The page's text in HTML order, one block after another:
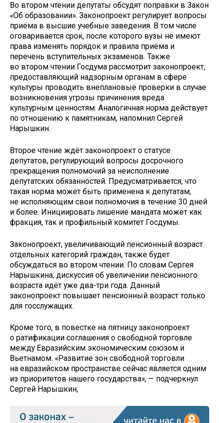
Во втором чтении депутаты обсудят поправки в Закон
«Об образовании». Законопроект регулирует вопросы
приёма в высшие учебные заведения. В том числе
оговаривается срок, после которого вузы не имеют
права изменять порядок и правила приёма и
перечень вступительных экзаменов. Также
во втором чтении Госдума рассмотрит законопроект,
предоставляющий надзорным органам в сфере
культуры проводить внеплановые проверки в случае
возникновения угрозы причинения вреда
культурным ценностям. Аналогичная норма действует
по отношению к памятникам, напомнил Сергей
Нарышкин.
Второе чтение ждёт законопроект о статусе
депутатов, регулирующий вопросы досрочного
прекращения полномочий за неисполнение
депутатских обязанностей. Предусматривается, что
такая норма может быть применена к депутатам,
не исполняющим свои полномочия в течение 30 дней
и более. Инициировать лишение мандата может как
фракция, так и профильный комитет Госдумы.
Законопроект, увеличивающий пенсионный возраст
отдельных категорий граждан, также будет
обсуждаться во втором чтении. По словам Сергея
Нарышкина, дискуссия об увеличении пенсионного
возраста идёт уже два-три года. Данный
законопроект повышает пенсионный возраст только
для госслужащих.
Кроме того, в повестке на пятницу законопроект
о ратификации соглашения о свободной торговле
между Евразийским экономическим союзом и
Вьетнамом. «Развитие зон свободной торговли
на евразийском пространстве сейчас является одним
из приоритетов нашего государства», — подчеркнул
Сергей Нарышкин,